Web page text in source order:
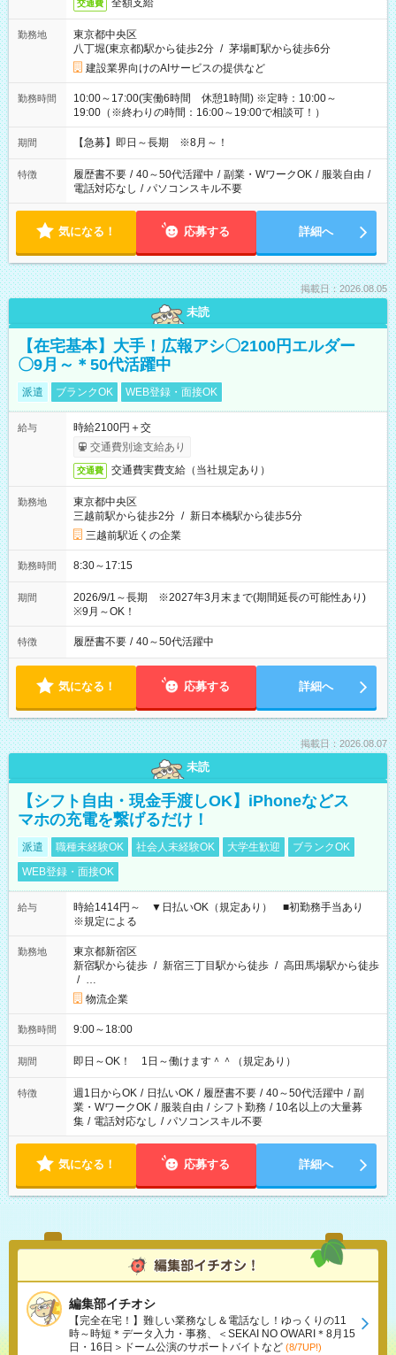
交通費 全額支給
勤務地
東京都中央区
八丁堀(東京都)駅から徒歩2分 / 茅場町駅から徒歩6分
建設業界向けのAIサービスの提供など
勤務時間
10:00～17:00(実働6時間 休憩1時間) ※定時：10:00～
19:00（※終わりの時間：16:00～19:00で相談可！）
期間 【急募】即日～長期 ※8月～！
特徴 履歴書不要 / 40～50代活躍中 / 副業・WワークOK / 服装自由 /
電話対応なし / パソコンスキル不要
気になる！ 応募する 詳細へ
掲載日：2026.08.05
未読
【在宅基本】大手！広報アシ〇2100円エルダー
〇9月～＊50代活躍中
派遣 ブランクOK WEB登録・面接OK
給与
時給2100円＋交
交通費別途支給あり
交通費 交通費実費支給（当社規定あり）
勤務地
東京都中央区
三越前駅から徒歩2分 / 新日本橋駅から徒歩5分
三越前駅近くの企業
勤務時間 8:30～17:15
期間
2026/9/1～長期 ※2027年3月末まで(期間延長の可能性あり)
※9月～OK！
特徴 履歴書不要 / 40～50代活躍中
気になる！ 応募する 詳細へ
掲載日：2026.08.07
未読
【シフト自由・現金手渡しOK】iPhoneなどス
マホの充電を繋げるだけ！
派遣 職種未経験OK 社会人未経験OK 大学生歓迎
ブランクOK
WEB登録・面接OK
給与
時給1414円～ ▼日払いOK（規定あり） ■初勤務手当あり
※規定による
勤務地
東京都新宿区
新宿駅から徒歩 / 新宿三丁目駅から徒歩 / 高田馬場駅から徒歩
/ …
物流企業
勤務時間 9:00～18:00
期間 即日～OK！ 1日～働けます＾＾（規定あり）
特徴 週1日からOK / 日払いOK / 履歴書不要 / 40～50代活躍中 / 副
業・WワークOK / 服装自由 / シフト勤務 / 10名以上の大量募
集 / 電話対応なし / パソコンスキル不要
気になる！ 応募する 詳細へ
編集部イチオシ
【完全在宅！】難しい業務なし＆電話なし！ゆっくりの11
時～時短＊データ入力・事務、＜SEKAI NO OWARI＊8月15
日・16日＞ドーム公演のサポートバイトなど (8/7UP!)